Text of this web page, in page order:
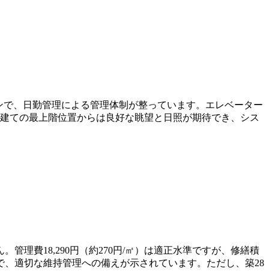
、日勤管理による管理体制が整っています。エレベーター
ての最上階位置からは良好な眺望と日照が期待でき、シス
管理費18,290円（約270円/㎡）は適正水準ですが、修繕積
適切な維持管理への備えが示されています。ただし、築28